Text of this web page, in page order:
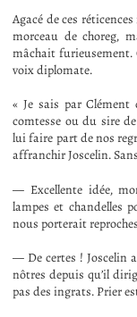
Agacé de ces
morceau de choreg,
mâchait
voix diplomate.
« Je sais par Clément
comtesse ou du sire
lui faire part de nos
affranchir Joscelin.
— Excellente idée,
lampes et chandelles
nous porterait
— De certes ! Joscelin
nôtres depuis qu’il
pas des ingrats. Prier